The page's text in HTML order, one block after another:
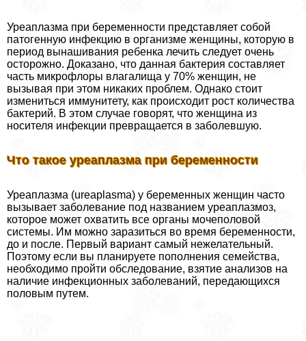
Уреаплазма при беременности представляет собой
патогенную инфекцию в организме женщины, которую в
период вынашивания ребенка лечить следует очень
осторожно. Доказано, что данная бактерия составляет
часть микрофлоры влагалища у 70% женщин, не
вызывая при этом никаких проблем. Однако стоит
измениться иммунитету, как происходит рост количества
бактерий. В этом случае говорят, что женщина из
носителя инфекции превращается в заболевшую.
Что такое уреаплазма при беременности
Уреаплазма (ureaplasma) у беременных женщин часто
вызывает заболевание под названием уреаплазмоз,
которое может охватить все органы мочепoлoвoй
системы. Им можно заразиться во время беременности,
до и после. Первый вариант самый нежелательный.
Поэтому если вы планируете пополнения семейства,
необходимо пройти обследование, взятие анализов на
наличие инфекционных заболеваний, передающихся
пoлoвым путем.